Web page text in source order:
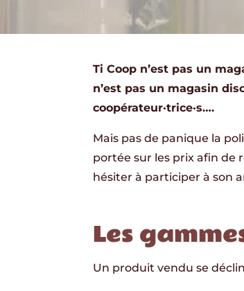
Ti Coop n’est pas un
n’est pas un magasin
coopérateur·trice·s….
Mais pas de panique la
portée sur les prix afin de
hésiter à participer à son
Les
Un produit vendu se